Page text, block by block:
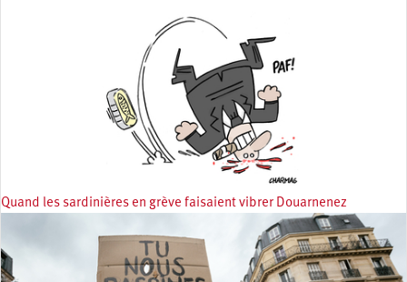
Quand les sardinières en grève faisaient vibrer Douarnenez